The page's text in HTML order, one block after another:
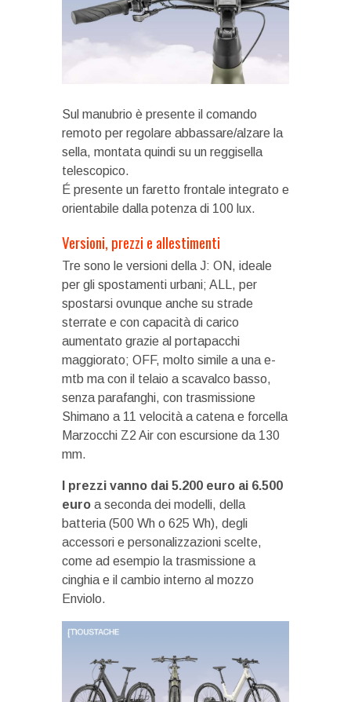
Sul manubrio è presente il comando
remoto per regolare abbassare/alzare la
sella, montata quindi su un reggisella
telescopico.
É presente un faretto frontale integrato e
orientabile dalla potenza di 100 lux.
Versioni, prezzi e allestimenti
Tre sono le versioni della J: ON, ideale
per gli spostamenti urbani; ALL, per
spostarsi ovunque anche su strade
sterrate e con capacità di carico
aumentato grazie al portapacchi
maggiorato; OFF, molto simile a una e-
mtb ma con il telaio a scavalco basso,
senza parafanghi, con trasmissione
Shimano a 11 velocità a catena e forcella
Marzocchi Z2 Air con escursione da 130
mm.
I prezzi vanno dai 5.200 euro ai 6.500
euro a seconda dei modelli, della
batteria (500 Wh o 625 Wh), degli
accessori e personalizzazioni scelte,
come ad esempio la trasmissione a
cinghia e il cambio interno al mozzo
Enviolo.